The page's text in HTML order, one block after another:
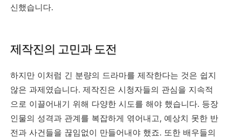
신했습니다.
제작진의 고민과 도전
하지만 이처럼 긴 분량의 드라마를 제작한다는 것은 쉽지
않은 과제였습니다. 제작진은 시청자들의 관심을 지속적
으로 이끌어내기 위해 다양한 시도를 해야 했습니다. 등장
인물의 성격과 관계를 복잡하게 엮어내고, 예상치 못한 반
전과 사건들을 끊임없이 만들어내야 했죠. 또한 배우들의